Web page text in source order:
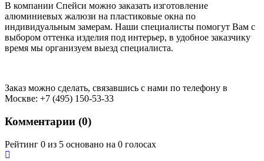
В компании Спейси можно заказать изготовление
алюминиевых жалюзи на пластиковые окна по
индивидуальным замерам. Наши специалисты помогут Вам с
выбором оттенка изделия под интерьер, в удобное заказчику
время мы организуем выезд специалиста.
Заказ можно сделать, связавшись с нами по телефону в
Москве: +7 (495) 150-53-33
Комментарии (0)
Рейтинг 0 из 5 основано на 0 голосах